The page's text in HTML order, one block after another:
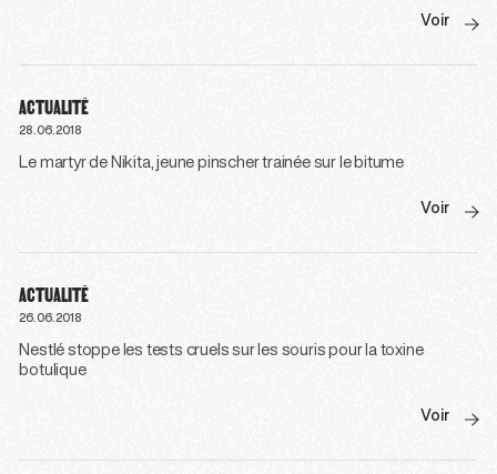
Voir
ACTUALITÉ
28.06.2018
Le martyr de Nikita, jeune pinscher trainée sur le bitume
Voir
ACTUALITÉ
26.06.2018
Nestlé stoppe les tests cruels sur les souris pour la toxine
botulique
Voir